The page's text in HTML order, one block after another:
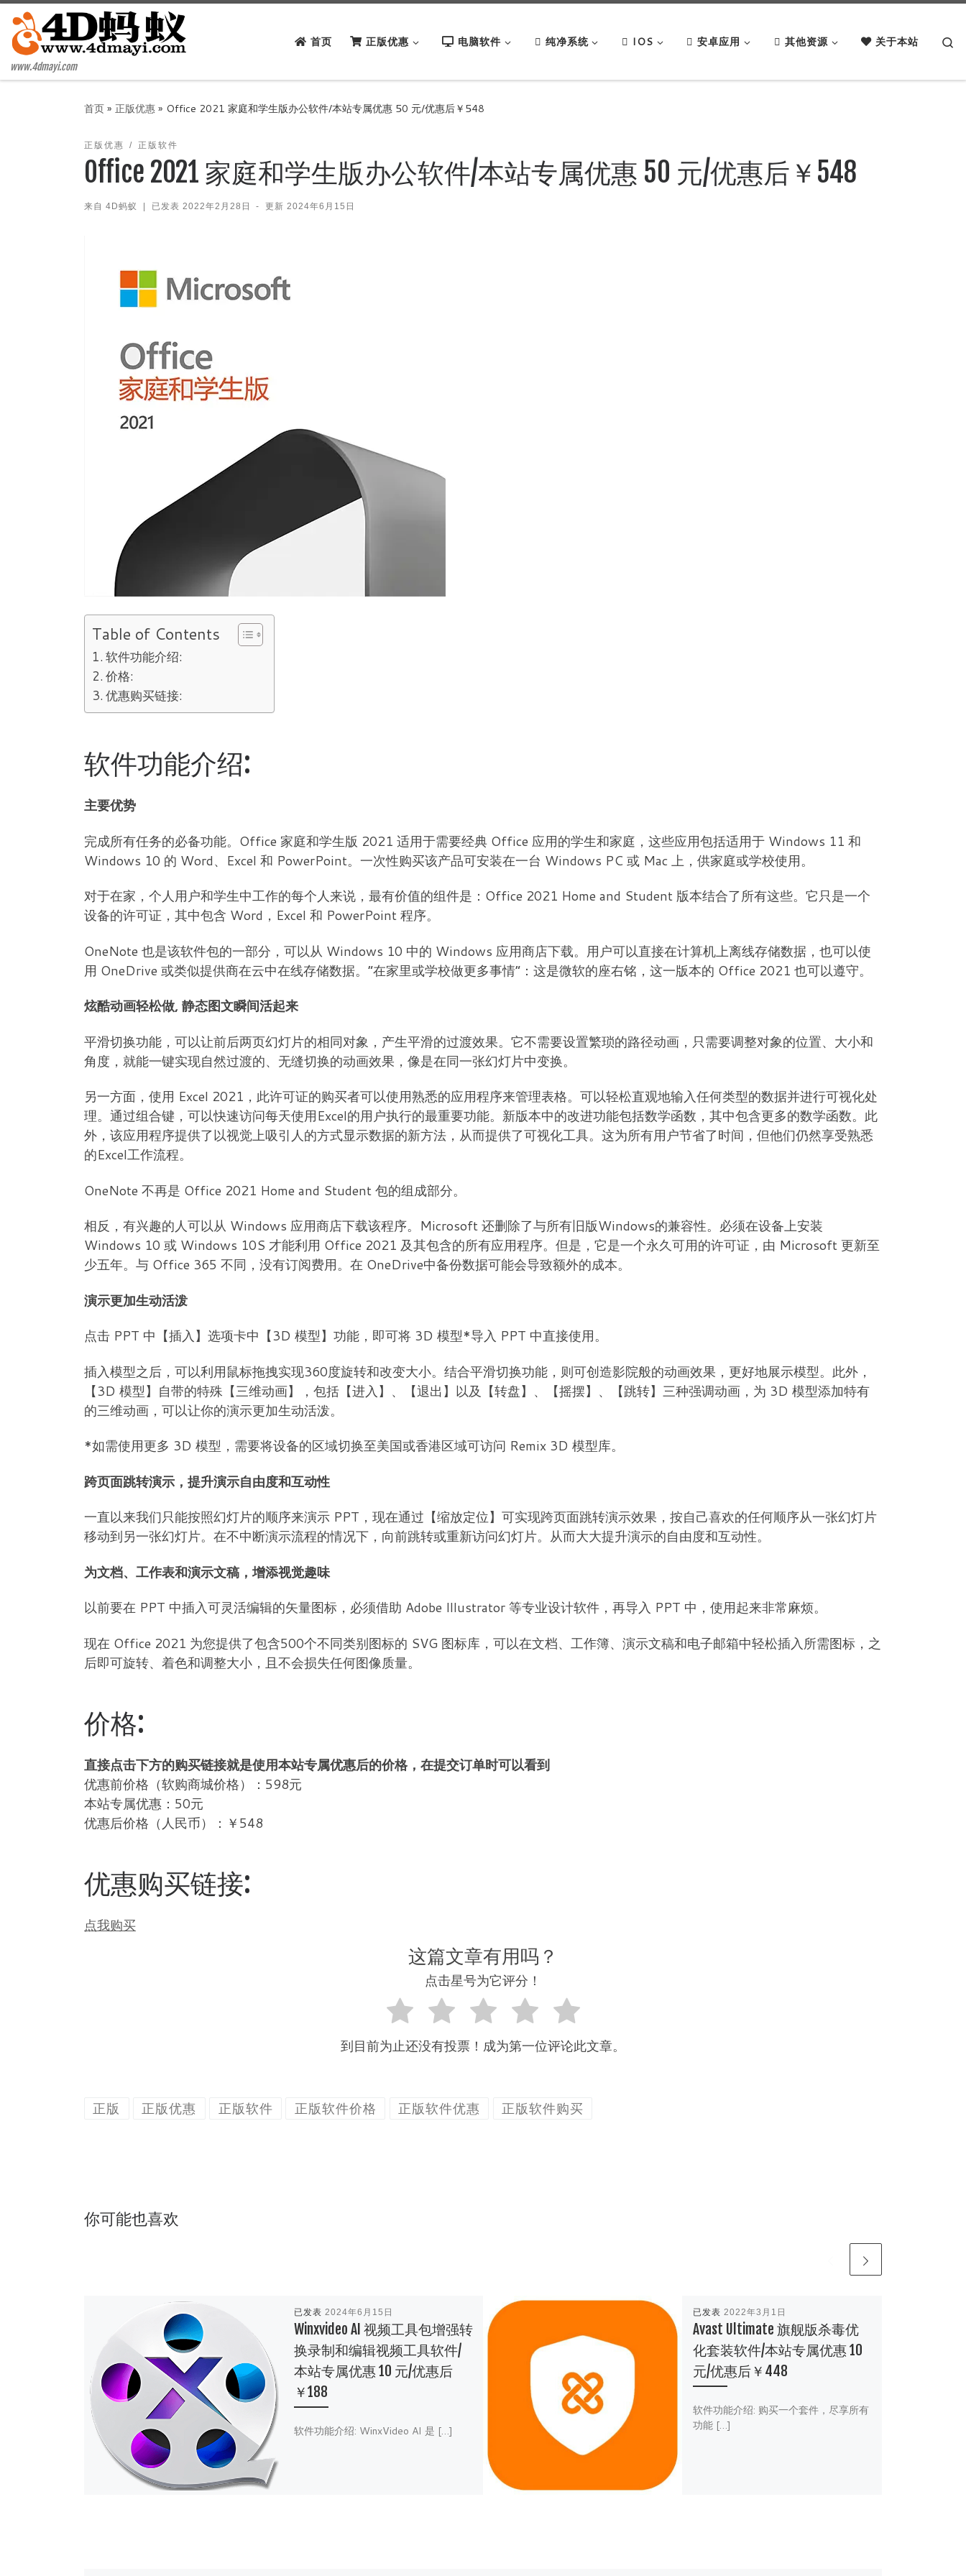
Skip to content
www.4dmayi.com
首页 正版优惠 电脑软件 纯净系统 IOS 安卓应用 其他资源 关于本站
首页» 正版优惠» Office 2021 家庭和学生版办公软件/本站专属优惠 50 元/优惠后￥548
正版优惠 正版软件
Office 2021 家庭和学生版办公软件/本站专属优惠 50 元/优惠后￥548
来自 4D蚂蚁 已发表 2022年2月28日 - 更新2024年6月15日
Table of Contents
软件功能介绍:
价格:
优惠购买链接:
软件功能介绍:
主要优势
完成所有任务的必备功能。Office 家庭和学生版 2021 适用于需要经典 Office 应用的学生和家庭，这些应用包括适用于 Windows 11 和
Windows 10 的 Word、Excel 和 PowerPoint。一次性购买该产品可安装在一台 Windows PC 或 Mac 上，供家庭或学校使用。
对于在家，个人用户和学生中工作的每个人来说，最有价值的组件是：Office 2021 Home and Student 版本结合了所有这些。它只是一个
设备的许可证，其中包含 Word，Excel 和 PowerPoint 程序。
OneNote 也是该软件包的一部分，可以从 Windows 10 中的 Windows 应用商店下载。用户可以直接在计算机上离线存储数据，也可以使
用 OneDrive 或类似提供商在云中在线存储数据。“在家里或学校做更多事情”：这是微软的座右铭，这一版本的 Office 2021 也可以遵守。
炫酷动画轻松做, 静态图文瞬间活起来
平滑切换功能，可以让前后两页幻灯片的相同对象，产生平滑的过渡效果。它不需要设置繁琐的路径动画，只需要调整对象的位置、大小和
角度，就能一键实现自然过渡的、无缝切换的动画效果，像是在同一张幻灯片中变换。
另一方面，使用 Excel 2021，此许可证的购买者可以使用熟悉的应用程序来管理表格。可以轻松直观地输入任何类型的数据并进行可视化处
理。通过组合键，可以快速访问每天使用Excel的用户执行的最重要功能。新版本中的改进功能包括数学函数，其中包含更多的数学函数。此
外，该应用程序提供了以视觉上吸引人的方式显示数据的新方法，从而提供了可视化工具。这为所有用户节省了时间，但他们仍然享受熟悉
的Excel工作流程。
OneNote 不再是 Office 2021 Home and Student 包的组成部分。
相反，有兴趣的人可以从 Windows 应用商店下载该程序。Microsoft 还删除了与所有旧版Windows的兼容性。必须在设备上安装
Windows 10 或 Windows 10S 才能利用 Office 2021 及其包含的所有应用程序。但是，它是一个永久可用的许可证，由 Microsoft 更新至
少五年。与 Office 365 不同，没有订阅费用。在 OneDrive中备份数据可能会导致额外的成本。
演示更加生动活泼
点击 PPT 中【插入】选项卡中【3D 模型】功能，即可将 3D 模型*导入 PPT 中直接使用。
插入模型之后，可以利用鼠标拖拽实现360度旋转和改变大小。结合平滑切换功能，则可创造影院般的动画效果，更好地展示模型。此外，
【3D 模型】自带的特殊【三维动画】，包括【进入】、【退出】以及【转盘】、【摇摆】、【跳转】三种强调动画，为 3D 模型添加特有
的三维动画，可以让你的演示更加生动活泼。
*如需使用更多 3D 模型，需要将设备的区域切换至美国或香港区域可访问 Remix 3D 模型库。
跨页面跳转演示，提升演示自由度和互动性
一直以来我们只能按照幻灯片的顺序来演示 PPT，现在通过【缩放定位】可实现跨页面跳转演示效果，按自己喜欢的任何顺序从一张幻灯片
移动到另一张幻灯片。在不中断演示流程的情况下，向前跳转或重新访问幻灯片。从而大大提升演示的自由度和互动性。
为文档、工作表和演示文稿，增添视觉趣味
以前要在 PPT 中插入可灵活编辑的矢量图标，必须借助 Adobe Illustrator 等专业设计软件，再导入 PPT 中，使用起来非常麻烦。
现在 Office 2021 为您提供了包含500个不同类别图标的 SVG 图标库，可以在文档、工作簿、演示文稿和电子邮箱中轻松插入所需图标，之
后即可旋转、着色和调整大小，且不会损失任何图像质量。
价格:
直接点击下方的购买链接就是使用本站专属优惠后的价格，在提交订单时可以看到
优惠前价格（软购商城价格）：598元
本站专属优惠：50元
优惠后价格（人民币）：￥548
优惠购买链接:
点我购买
这篇文章有用吗？
点击星号为它评分！
到目前为止还没有投票！成为第一位评论此文章。
正版 正版优惠 正版软件 正版软件价格 正版软件优惠 正版软件购买
你可能也喜欢
已发表 2024年6月15日
Winxvideo AI 视频工具包增强转
换录制和编辑视频工具软件/
本站专属优惠 10 元/优惠后
￥188
软件功能介绍: WinxVideo AI 是 […]
已发表 2022年3月1日
Avast Ultimate 旗舰版杀毒优
化套装软件/本站专属优惠 10
元/优惠后￥448
软件功能介绍: 购买一个套件，尽享所有
功能 […]